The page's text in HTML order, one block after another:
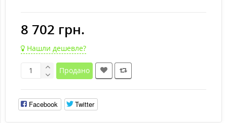
8 702 грн.
Нашли дешевле?
Продано
Facebook Twitter